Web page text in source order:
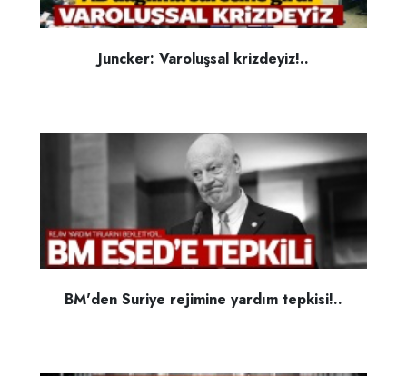
Juncker: Varoluşsal krizdeyiz!..
BM'den Suriye rejimine yardım tepkisi!..